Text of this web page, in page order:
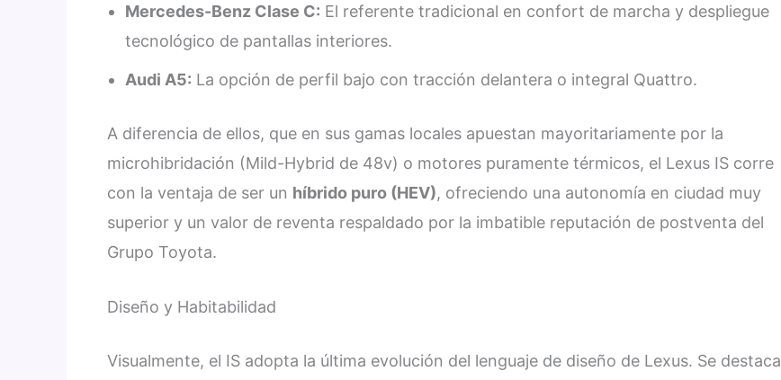
Mercedes-Benz Clase C: El referente tradicional en confort de marcha y despliegue
tecnológico de pantallas interiores.
Audi A5: La opción de perfil bajo con tracción delantera o integral Quattro.
A diferencia de ellos, que en sus gamas locales apuestan mayoritariamente por la
microhibridación (Mild-Hybrid de 48v) o motores puramente térmicos, el Lexus IS corre
con la ventaja de ser un híbrido puro (HEV), ofreciendo una autonomía en ciudad muy
superior y un valor de reventa respaldado por la imbatible reputación de postventa del
Grupo Toyota.
Diseño y Habitabilidad
Visualmente, el IS adopta la última evolución del lenguaje de diseño de Lexus. Se destaca